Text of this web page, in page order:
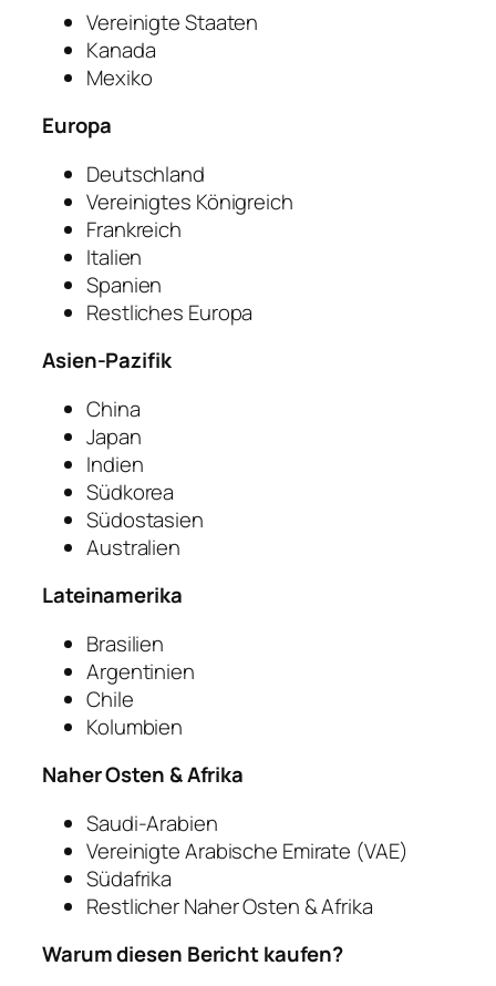
Vereinigte Staaten
Kanada
Mexiko
Europa
Deutschland
Vereinigtes Königreich
Frankreich
Italien
Spanien
Restliches Europa
Asien-Pazifik
China
Japan
Indien
Südkorea
Südostasien
Australien
Lateinamerika
Brasilien
Argentinien
Chile
Kolumbien
Naher Osten & Afrika
Saudi-Arabien
Vereinigte Arabische Emirate (VAE)
Südafrika
Restlicher Naher Osten & Afrika
Warum diesen Bericht kaufen?